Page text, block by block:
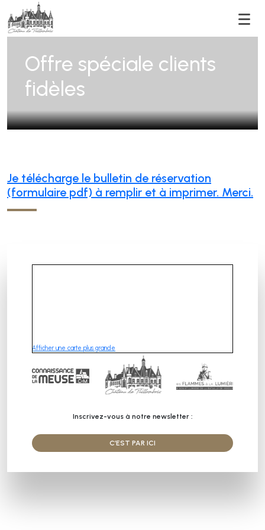
Offre spéciale clients
fidèles
Je télécharge le bulletin de réservation
(formulaire pdf) à remplir et à imprimer. Merci.
Afficher une carte plus grande
Inscrivez-vous à notre newsletter :
C’EST PAR ICI